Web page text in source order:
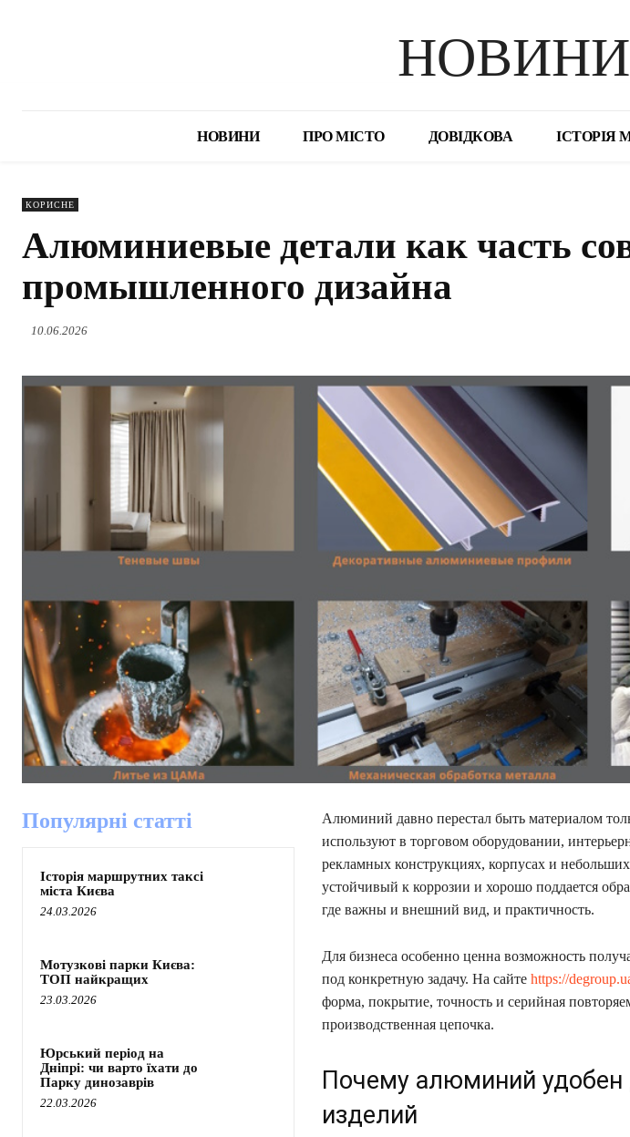
НОВИНИ ПРО МІСТО ДОВІДКОВА ІСТОРІЯ
КОРИСНЕ
Алюминиевые детали как часть
промышленного дизайна
10.06.2026
Популярні статті
Історія маршрутних таксі
міста Києва
24.03.2026
Мотузкові парки Києва:
ТОП найкращих
23.03.2026
Юрський період на
Дніпрі: чи варто їхати до
Парку динозаврів
22.03.2026
Алюминий давно перестал быть материалом
используют в торговом оборудовании,
рекламных конструкциях, корпусах и
устойчивый к коррозии и хорошо поддается
где важны и внешний вид, и практичность.
Для бизнеса особенно ценна возможность
под конкретную задачу. На сайте https://
форма, покрытие, точность и серийная
производственная цепочка.
Почему алюминий
изделий